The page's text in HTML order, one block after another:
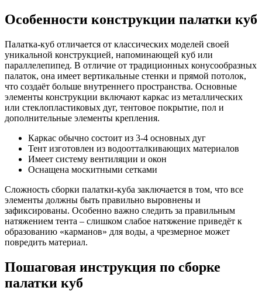
Особенности конструкции палатки куб
Палатка-куб отличается от классических моделей своей
уникальной конструкцией, напоминающей куб или
параллелепипед. В отличие от традиционных конусообразных
палаток, она имеет вертикальные стенки и прямой потолок,
что создаёт больше внутреннего пространства. Основные
элементы конструкции включают каркас из металлических
или стеклопластиковых дуг, тентовое покрытие, пол и
дополнительные элементы крепления.
Каркас обычно состоит из 3-4 основных дуг
Тент изготовлен из водоотталкивающих материалов
Имеет систему вентиляции и окон
Оснащена москитными сетками
Сложность сборки палатки-куба заключается в том, что все
элементы должны быть правильно выровнены и
зафиксированы. Особенно важно следить за правильным
натяжением тента – слишком слабое натяжение приведёт к
образованию «карманов» для воды, а чрезмерное может
повредить материал.
Пошаговая инструкция по сборке
палатки куб